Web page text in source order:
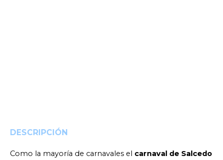
DESCRIPCIÓN
Como la mayoría de carnavales el carnaval de Salcedo